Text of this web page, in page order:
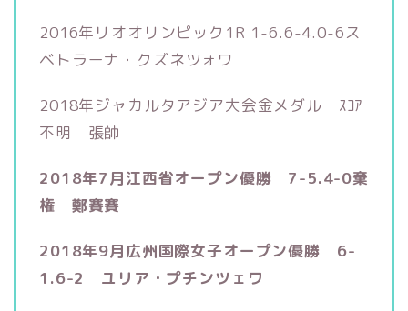
2016年リオオリンピック1R 1-6.6-4.0-6ス
ベトラーナ・クズネツォワ
2018年ジャカルタアジア大会金メダル ｽｺｱ
不明 張帥
2018年7月江西省オープン優勝 7-5.4-0棄
権 鄭賽賽
2018年9月広州国際女子オープン優勝 6-
1.6-2 ユリア・プチンツェワ